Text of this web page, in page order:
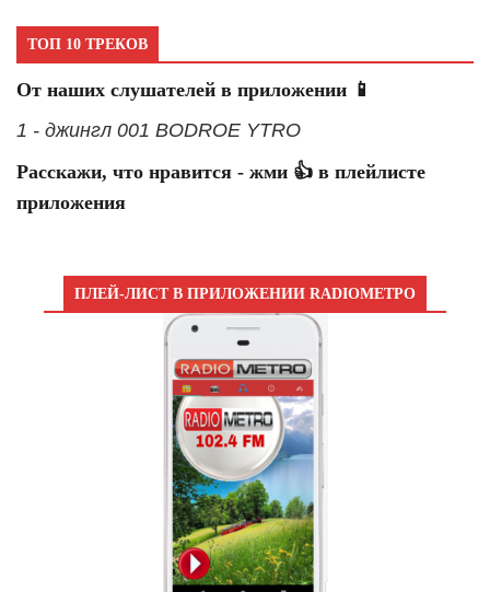
ТОП 10 ТРЕКОВ
От наших слушателей в приложении 📱
1 - джингл 001 BODROE YTRO
Расскажи, что нравится - жми 👍 в плейлисте
приложения
ПЛЕЙ-ЛИСТ В ПРИЛОЖЕНИИ RADIOМЕТРО